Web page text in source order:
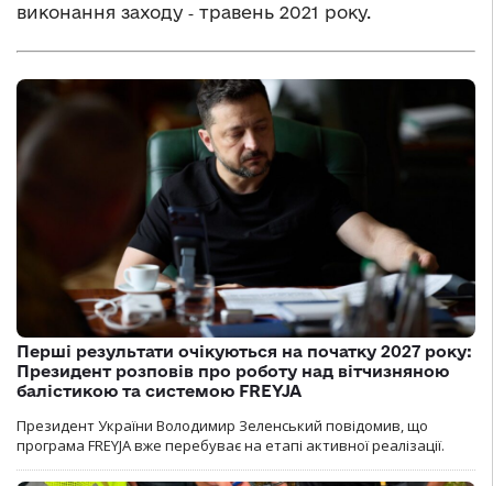
виконання заходу ‑ травень 2021 року.
Перші результати очікуються на початку 2027 року:
Президент розповів про роботу над вітчизняною
балістикою та системою FREYJA
Президент України Володимир Зеленський повідомив, що
програма FREYJA вже перебуває на етапі активної реалізації.